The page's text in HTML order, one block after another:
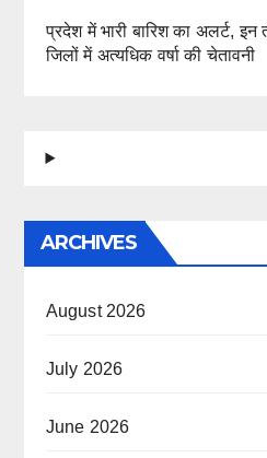
प्रदेश में भारी बारिश का अलर्ट, इन
जिलों में अत्यधिक वर्षा की चेतावनी
ARCHIVES
August 2026
July 2026
June 2026